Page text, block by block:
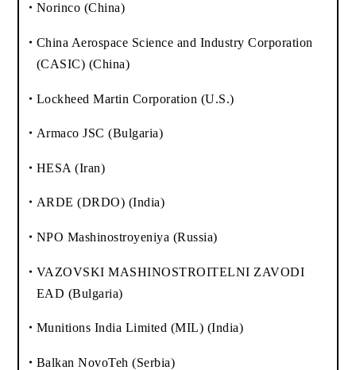
Norinco (China)
China Aerospace Science and Industry Corporation
(CASIC) (China)
Lockheed Martin Corporation (U.S.)
Armaco JSC (Bulgaria)
HESA (Iran)
ARDE (DRDO) (India)
NPO Mashinostroyeniya (Russia)
VAZOVSKI MASHINOSTROITELNI ZAVODI
EAD (Bulgaria)
Munitions India Limited (MIL) (India)
Balkan NovoTeh (Serbia)